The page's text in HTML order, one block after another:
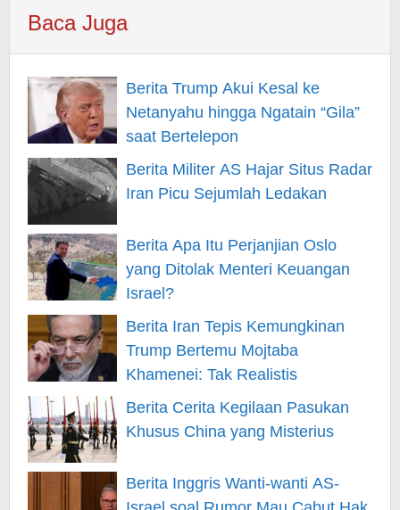
Baca Juga
Berita Trump Akui Kesal ke
Netanyahu hingga Ngatain “Gila”
saat Bertelepon
Berita Militer AS Hajar Situs Radar
Iran Picu Sejumlah Ledakan
Berita Apa Itu Perjanjian Oslo
yang Ditolak Menteri Keuangan
Israel?
Berita Iran Tepis Kemungkinan
Trump Bertemu Mojtaba
Khamenei: Tak Realistis
Berita Cerita Kegilaan Pasukan
Khusus China yang Misterius
Berita Inggris Wanti-wanti AS-